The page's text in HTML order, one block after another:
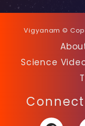
Vigyanam ©
Science